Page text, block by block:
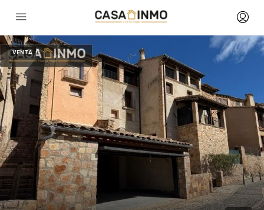
VENTA